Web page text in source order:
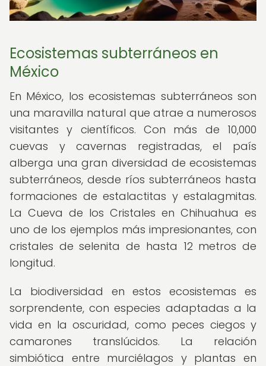
Ecosistemas subterráneos en
México
En México, los ecosistemas subterráneos son
una maravilla natural que atrae a numerosos
visitantes y científicos. Con más de 10,000
cuevas y cavernas registradas, el país
alberga una gran diversidad de ecosistemas
subterráneos, desde ríos subterráneos hasta
formaciones de estalactitas y estalagmitas.
La Cueva de los Cristales en Chihuahua es
uno de los ejemplos más impresionantes, con
cristales de selenita de hasta 12 metros de
longitud.
La biodiversidad en estos ecosistemas es
sorprendente, con especies adaptadas a la
vida en la oscuridad, como peces ciegos y
camarones translúcidos. La relación
simbiótica entre murciélagos y plantas en